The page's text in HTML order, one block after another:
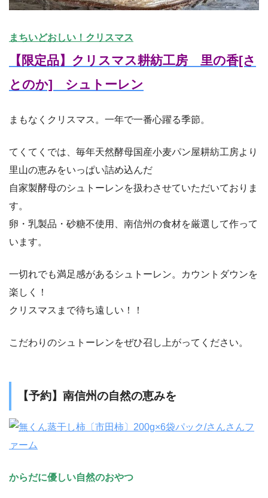
まちいどおしい！クリスマス
【限定品】クリスマス耕紡工房 里の香[さ
とのか] シュトーレン
まもなくクリスマス。一年で一番心躍る季節。
てくてくでは、 毎年天然酵母国産小麦パン屋耕紡工房より
里山の恵みをいっぱい詰め込んだ
自家製酵母のシュトーレンを扱わさせていただいておりま
す。
卵・乳製品・砂糖不使用、南信州の食材を厳選して作って
います。
一切れでも満足感があるシュトーレン。カウントダウンを
楽しく！
クリスマスまで待ち遠しい！！
こだわりのシュトーレンをぜひ召し上がってください。
【予約】南信州の自然の恵みを
からだに優しい自然のおやつ